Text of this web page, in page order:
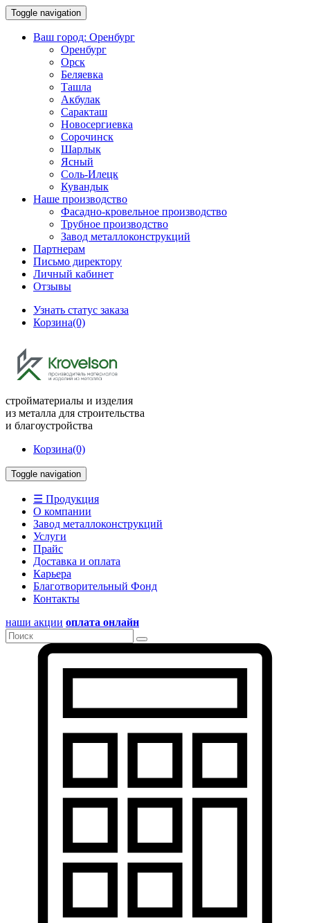
Toggle navigation
Ваш город: Оренбург
Оренбург
Орск
Беляевка
Ташла
Акбулак
Саракташ
Новосергиевка
Сорочинск
Шарлык
Ясный
Соль-Илецк
Кувандык
Наше производство
Фасадно-кровельное производство
Трубное производство
Завод металлоконструкций
Партнерам
Письмо директору
Личный кабинет
Отзывы
Узнать статус заказа
Корзина(0)
стройматериалы и изделия
из металла для строительства
и благоустройства
Корзина(0)
Toggle navigation
☰ Продукция
О компании
Завод металлоконструкций
Услуги
Прайс
Доставка и оплата
Карьера
Благотворительный Фонд
Контакты
наши акции оплата онлайн